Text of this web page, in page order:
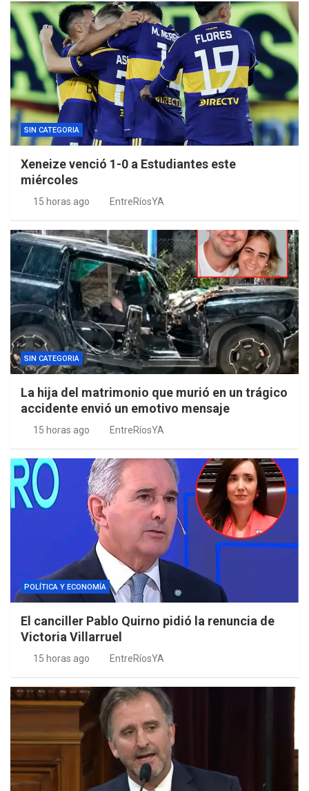
SIN CATEGORIA
Xeneize venció 1-0 a Estudiantes este
miércoles
15 horas ago EntreRíosYA
SIN CATEGORIA
La hija del matrimonio que murió en un trágico
accidente envió un emotivo mensaje
15 horas ago EntreRíosYA
POLÍTICA Y ECONOMÍA
El canciller Pablo Quirno pidió la renuncia de
Victoria Villarruel
15 horas ago EntreRíosYA